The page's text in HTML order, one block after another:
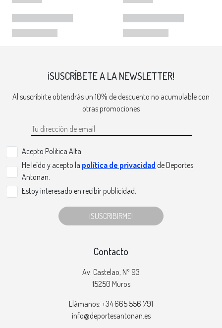
¡SUSCRÍBETE A LA NEWSLETTER!
Al suscribirte obtendrás un 10% de descuento no acumulable con
otras promociones
Acepto Politica Alta
He leído y acepto la política de privacidad de Deportes
Antonan.
Estoy interesado en recibir publicidad.
¡SUSCRIBIRME!
Contacto
Av. Castelao, Nº 93
15250 Muros
Llámanos: +34 665 556 791
info@deportesantonan.es